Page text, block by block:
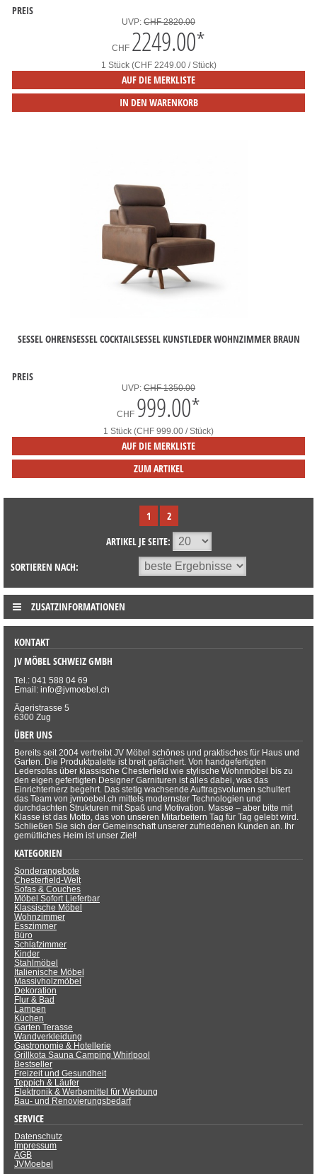
PREIS
UVP: CHF 2820.00
CHF 2249.00*
1 Stück (CHF 2249.00 / Stück)
AUF DIE MERKLISTE
IN DEN WARENKORB
SESSEL OHRENSESSEL COCKTAILSESSEL KUNSTLEDER WOHNZIMMER BRAUN
PREIS
UVP: CHF 1350.00
CHF 999.00*
1 Stück (CHF 999.00 / Stück)
AUF DIE MERKLISTE
ZUM ARTIKEL
1
2
ARTIKEL JE SEITE:
SORTIEREN NACH:
ZUSATZINFORMATIONEN
KONTAKT
JV MÖBEL SCHWEIZ GMBH
Tel.: 041 588 04 69
Email: info@jvmoebel.ch
Ägeristrasse 5
6300 Zug
ÜBER UNS
Bereits seit 2004 vertreibt JV Möbel schönes und praktisches für Haus und
Garten. Die Produktpalette ist breit gefächert. Von handgefertigten
Ledersofas über klassische Chesterfield wie stylische Wohnmöbel bis zu
den eigen gefertigten Designer Garnituren ist alles dabei, was das
Einrichterherz begehrt. Das stetig wachsende Auftragsvolumen schultert
das Team von jvmoebel.ch mittels modernster Technologien und
durchdachten Strukturen mit Spaß und Motivation. Masse – aber bitte mit
Klasse ist das Motto, das von unseren Mitarbeitern Tag für Tag gelebt wird.
Schließen Sie sich der Gemeinschaft unserer zufriedenen Kunden an. Ihr
gemütliches Heim ist unser Ziel!
KATEGORIEN
Sonderangebote
Chesterfield-Welt
Sofas & Couches
Möbel Sofort Lieferbar
Klassische Möbel
Wohnzimmer
Esszimmer
Büro
Schlafzimmer
Kinder
Stahlmöbel
Italienische Möbel
Massivholzmöbel
Dekoration
Flur & Bad
Lampen
Küchen
Garten Terasse
Wandverkleidung
Gastronomie & Hotellerie
Grillkota Sauna Camping Whirlpool
Bestseller
Freizeit und Gesundheit
Teppich & Läufer
Elektronik & Werbemittel für Werbung
Bau- und Renovierungsbedarf
SERVICE
Datenschutz
Impressum
AGB
JVMoebel